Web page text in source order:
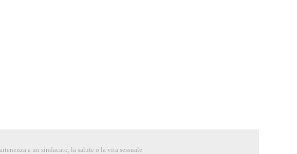
a un sindacato, la salute o la vita sessuale